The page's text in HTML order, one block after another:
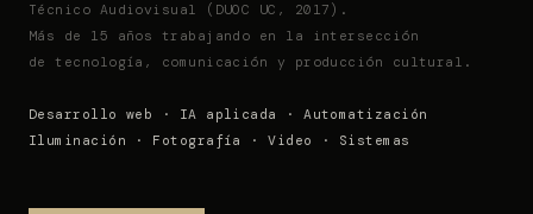
Técnico Audiovisual (DUOC UC, 2017).
Más de 15 años trabajando en la intersección
de tecnología, comunicación y producción cultural.
Desarrollo web · IA aplicada · Automatización
Iluminación · Fotografía · Video · Sistemas